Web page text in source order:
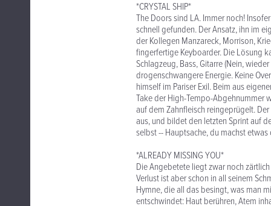
*CRYSTAL SHIP*
The Doors sind LA. Immer noch!
schnell gefunden. Der Ansatz, ihn im
der Kollegen Manzareck, Morrison,
fingerfertige Keyboarder. Die Lösung
Schlagzeug, Bass, Gitarre (Nein,
drogenschwangere Energie. Keine
himself im Pariser Exil. Beim aus
Take der High-Tempo-Abgehnummer
auf dem Zahnfleisch reingeprügelt.
aus, und bildet den letzten Sprint auf
selbst -- Hauptsache, du machst etwas
*ALREADY MISSING YOU*
Die Angebetete liegt zwar noch
Verlust ist aber schon in all seinem
Hymne, die all das besingt, was man
entschwindet: Haut berühren, Atem